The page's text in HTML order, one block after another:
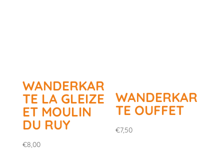
WANDERKAR
TE LA GLEIZE
ET MOULIN
DU RUY
€8,00
WANDERKAR
TE OUFFET
€7,50